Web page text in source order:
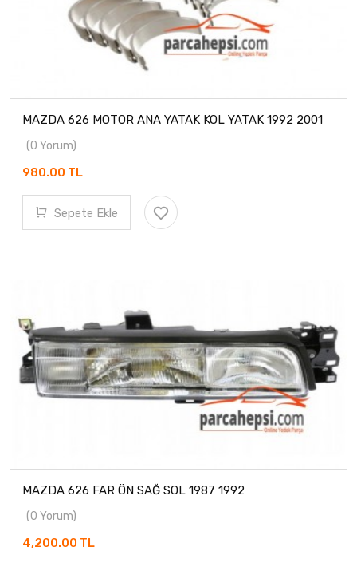
MAZDA 626 MOTOR ANA YATAK KOL YATAK 1992 2001
(0 Yorum)
980.00 TL
Sepete Ekle
MAZDA 626 FAR ÖN SAĞ SOL 1987 1992
(0 Yorum)
4,200.00 TL